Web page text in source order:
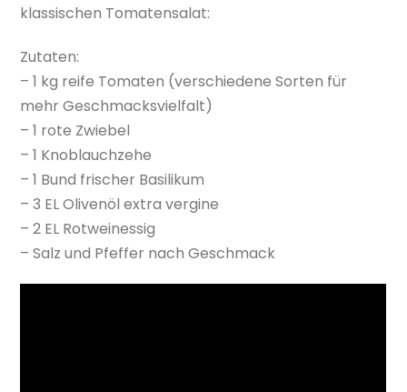
klassischen Tomatensalat:
Zutaten:
– 1 kg reife Tomaten (verschiedene Sorten für
mehr Geschmacksvielfalt)
– 1 rote Zwiebel
– 1 Knoblauchzehe
– 1 Bund frischer Basilikum
– 3 EL Olivenöl extra vergine
– 2 EL Rotweinessig
– Salz und Pfeffer nach Geschmack